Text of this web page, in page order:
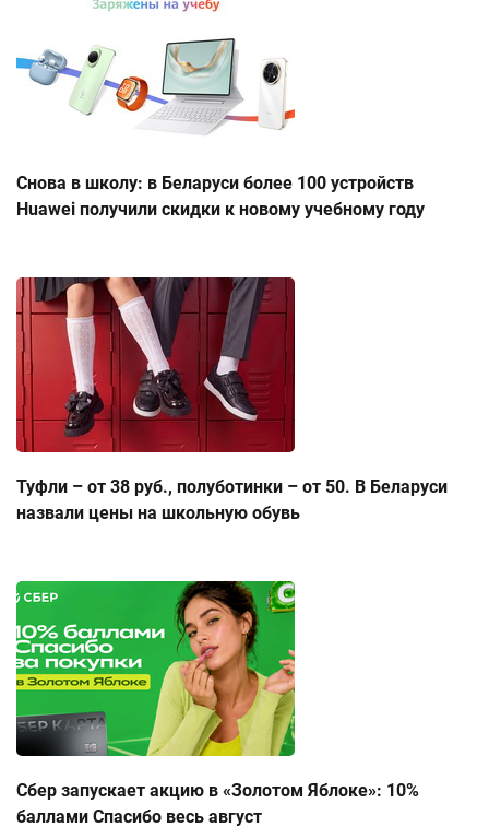
Снова в школу: в Беларуси более 100 устройств
Huawei получили скидки к новому учебному году
Туфли – от 38 руб., полуботинки – от 50. В Беларуси
назвали цены на школьную обувь
Сбер запускает акцию в «Золотом Яблоке»: 10%
баллами Спасибо весь август